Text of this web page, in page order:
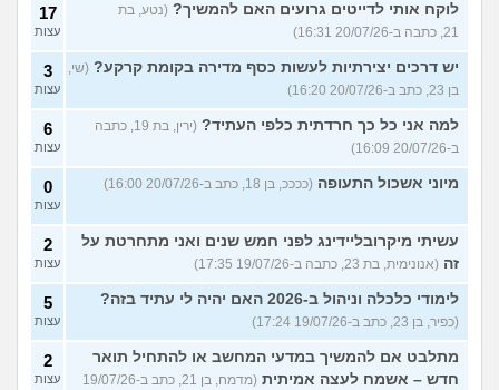
לוקח אותי לדייטים גרועים האם להמשיך? (נטע, בת
21, כתבה ב-20/07/26 16:31)
17
עצות
יש דרכים יצירתיות לעשות כסף מדירה בקומת קרקע? (שי,
בן 23, כתב ב-20/07/26 16:20)
3
עצות
למה אני כל כך חרדתית כלפי העתיד?
(ירין, בת 19, כתבה
ב-20/07/26 16:09)
6
עצות
מיוני אשכול התעופה (ככככ, בן 18, כתב ב-20/07/26 16:00) 0
עצות
עשיתי מיקרובליידינג לפני חמש שנים ואני מתחרטת על
זה (אנונימית, בת 23, כתבה ב-19/07/26 17:35)
2
עצות
לימודי כלכלה וניהול ב-2026 האם יהיה לי עתיד בזה?
(כפיר, בן 23, כתב ב-19/07/26 17:24)
5
עצות
מתלבט אם להמשיך במדעי המחשב או להתחיל תואר
חדש – אשמח לעצה אמיתית
(מדמח, בן 21, כתב ב-19/07/26
2
עצות